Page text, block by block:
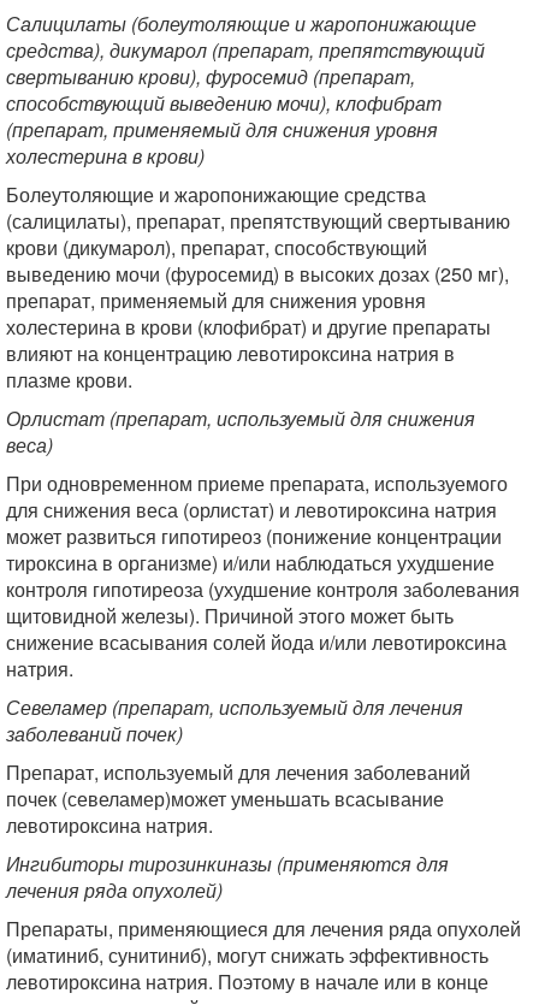
Салицилаты (болеутоляющие и жаропонижающие
средства), дикумарол (препарат, препятствующий
свертыванию крови), фуросемид (препарат,
способствующий выведению мочи), клофибрат
(препарат, применяемый для снижения уровня
холестерина в крови)
Болеутоляющие и жаропонижающие средства
(салицилаты), препарат, препятствующий свертыванию
крови (дикумарол), препарат, способствующий
выведению мочи (фуросемид) в высоких дозах (250 мг),
препарат, применяемый для снижения уровня
холестерина в крови (клофибрат) и другие препараты
влияют на концентрацию левотироксина натрия в
плазме крови.
Орлистат (препарат, используемый для снижения
веса)
При одновременном приеме препарата, используемого
для снижения веса (орлистат) и левотироксина натрия
может развиться гипотиреоз (понижение концентрации
тироксина в организме) и/или наблюдаться ухудшение
контроля гипотиреоза (ухудшение контроля заболевания
щитовидной железы). Причиной этого может быть
снижение всасывания солей йода и/или левотироксина
натрия.
Севеламер (препарат, используемый для лечения
заболеваний почек)
Препарат, используемый для лечения заболеваний
почек (севеламер)может уменьшать всасывание
левотироксина натрия.
Ингибиторы тирозинкиназы (применяются для
лечения ряда опухолей)
Препараты, применяющиеся для лечения ряда опухолей
(иматиниб, сунитиниб), могут снижать эффективность
левотироксина натрия. Поэтому в начале или в конце